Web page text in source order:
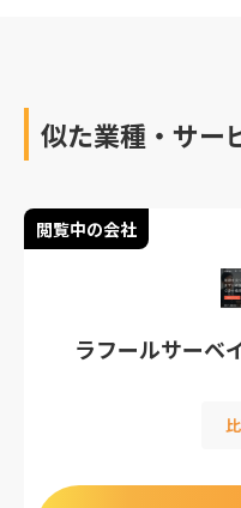
似た業種・サー
閲覧中の会社
ラフールサーベ